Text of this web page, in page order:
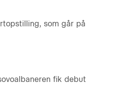
som går på
fik debut